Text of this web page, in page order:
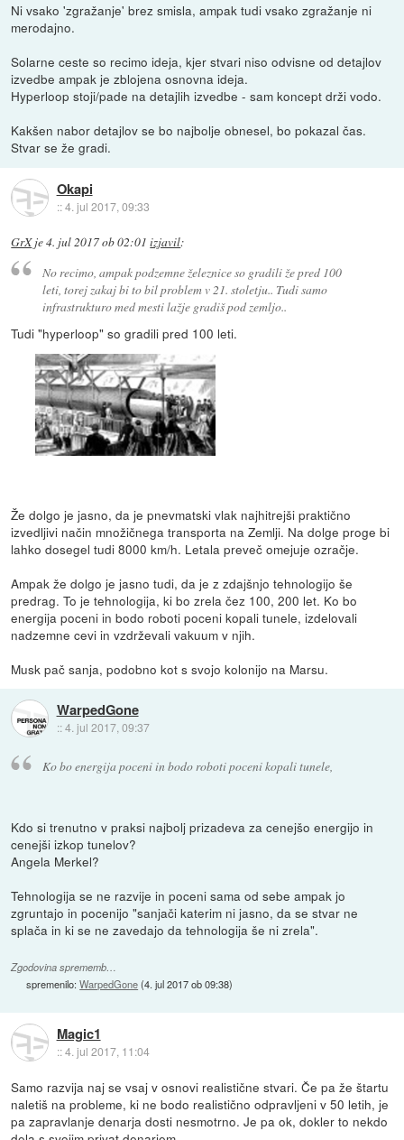
Ni vsako 'zgražanje' brez smisla, ampak tudi vsako zgražanje ni
merodajno.
Solarne ceste so recimo ideja, kjer stvari niso odvisne od detajlov
izvedbe ampak je zblojena osnovna ideja.
Hyperloop stoji/pade na detajlih izvedbe - sam koncept drži vodo.
Kakšen nabor detajlov se bo najbolje obnesel, bo pokazal čas.
Stvar se že gradi.
Okapi
::4. jul 2017, 09:33
GrXje4. jul 2017 ob 02:01 izjavil:
No recimo, ampak podzemne železnice so gradili že pred 100
leti, torej zakaj bi to bil problem v 21. stoletju.. Tudi samo
infrastrukturo med mesti lažje gradiš pod zemljo..
Tudi "hyperloop" so gradili pred 100 leti.
Že dolgo je jasno, da je pnevmatski vlak najhitrejši praktično
izvedljivi način množičnega transporta na Zemlji. Na dolge proge bi
lahko dosegel tudi 8000 km/h. Letala preveč omejuje ozračje.
Ampak že dolgo je jasno tudi, da je z zdajšnjo tehnologijo še
predrag. To je tehnologija, ki bo zrela čez 100, 200 let. Ko bo
energija poceni in bodo roboti poceni kopali tunele, izdelovali
nadzemne cevi in vzdrževali vakuum v njih.
Musk pač sanja, podobno kot s svojo kolonijo na Marsu.
WarpedGone
::4. jul 2017, 09:37
Ko bo energija poceni in bodo roboti poceni kopali tunele,
Kdo si trenutno v praksi najbolj prizadeva za cenejšo energijo in
cenejši izkop tunelov?
Angela Merkel?
Tehnologija se ne razvije in poceni sama od sebe ampak jo
zgruntajo in pocenijo "sanjači katerim ni jasno, da se stvar ne
splača in ki se ne zavedajo da tehnologija še ni zrela".
Zgodovina sprememb…
spremenilo:WarpedGone(4. jul 2017 ob 09:38)
Magic1
::4. jul 2017, 11:04
Samo razvija naj se vsaj v osnovi realistične stvari. Če pa že štartu
naletiš na probleme, ki ne bodo realistično odpravljeni v 50 letih, je
pa zapravlanje denarja dosti nesmotrno. Je pa ok, dokler to nekdo